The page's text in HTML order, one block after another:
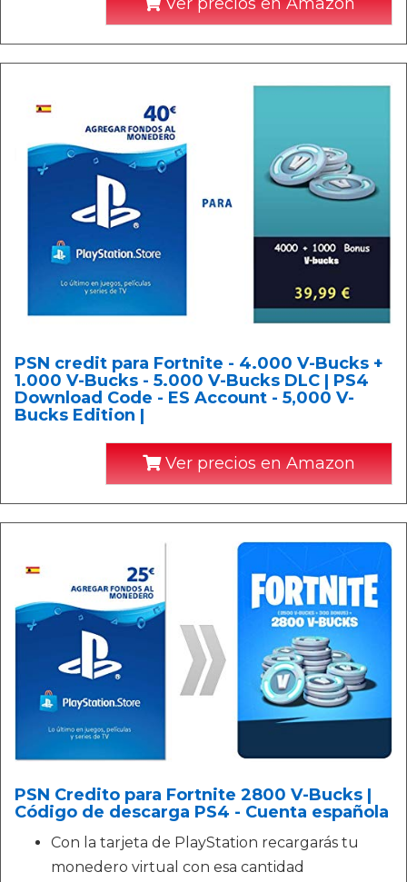
PSN credit para Fortnite - 4.000 V-Bucks +
1.000 V-Bucks - 5.000 V-Bucks DLC | PS4
Download Code - ES Account - 5,000 V-
Bucks Edition |
Ver precios en Amazon
PSN Credito para Fortnite 2800 V-Bucks |
Código de descarga PS4 - Cuenta española
Con la tarjeta de PlayStation recargarás tu
monedero virtual con esa cantidad